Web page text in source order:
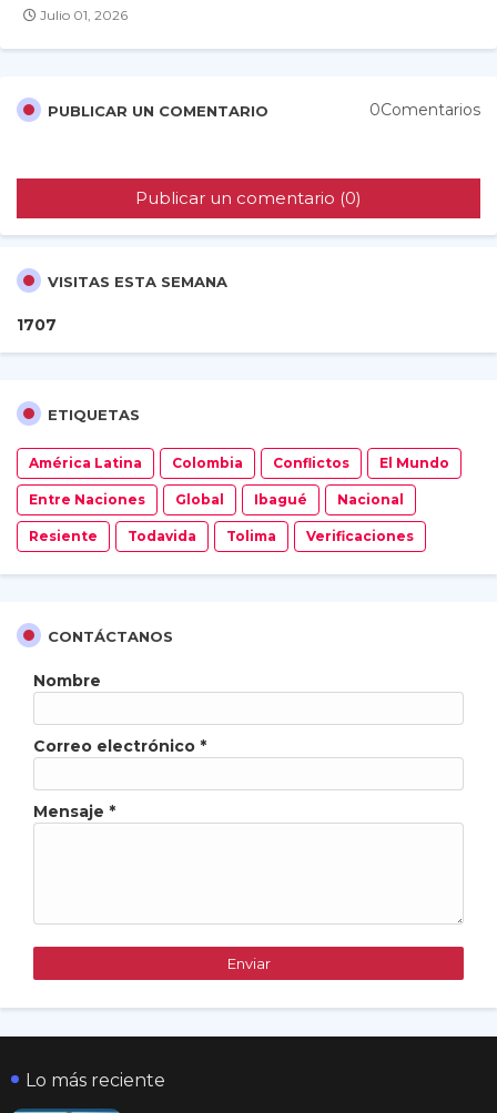
Julio 01, 2026
PUBLICAR UN COMENTARIO 0Comentarios
Publicar un comentario (0)
VISITAS ESTA SEMANA
1707
ETIQUETAS
América Latina Colombia Conflictos El Mundo
Entre Naciones Global Ibagué Nacional
Resiente Todavida Tolima Verificaciones
CONTÁCTANOS
Nombre
Correo electrónico *
Mensaje *
Lo más reciente